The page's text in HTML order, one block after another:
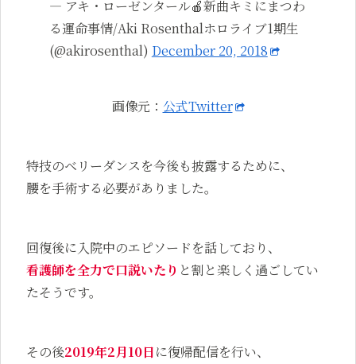
— アキ・ローゼンタール🍎新曲キミにまつわ
る運命事情/Aki Rosenthalホロライブ1期生
(@akirosenthal) December 20, 2018
画像元： 公式Twitter
特技のベリーダンスを今後も披露するために、
腰を手術する必要がありました。
回復後に入院中のエピソードを話しており、
看護師を全力で口説いたり と割と楽しく過ごしてい
たそうです。
その後2019年2月10日に復帰配信を行い、